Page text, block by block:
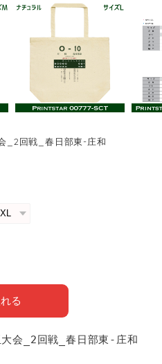
_2回戦_春日部東-庄和
る
会_2回戦_春日部東-庄和